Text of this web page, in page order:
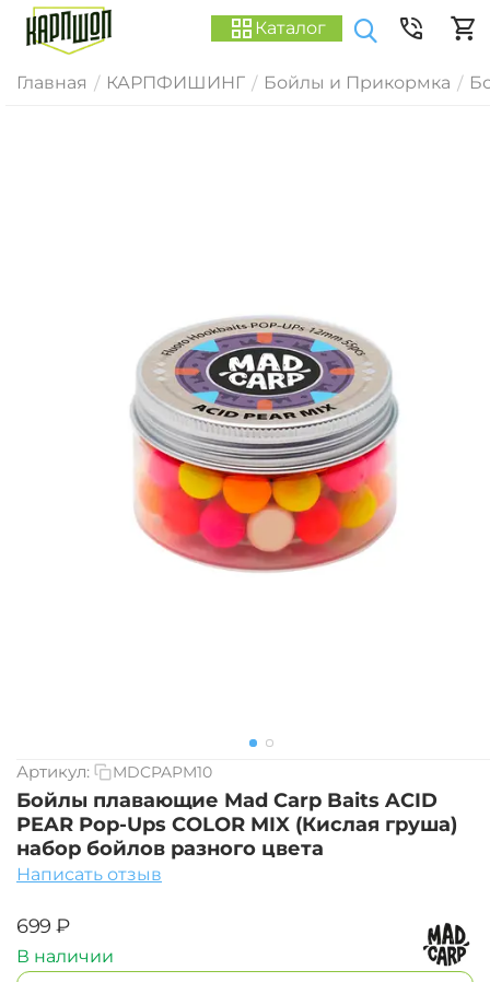
Каталог
Главная / КАРПФИШИНГ / Бойлы и Прикормка /
Артикул: MDCPAPM10
Бойлы плавающие Mad Carp Baits ACID
PEAR Pop-Ups COLOR MIX (Кислая груша)
набор бойлов разного цвета
Написать отзыв
‍699‍ ₽
В наличии